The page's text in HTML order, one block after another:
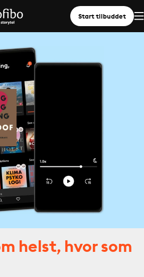
Start tilbuddet
helst, hvor som